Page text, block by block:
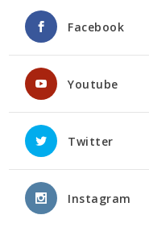
Facebook
Youtube
Twitter
Instagram